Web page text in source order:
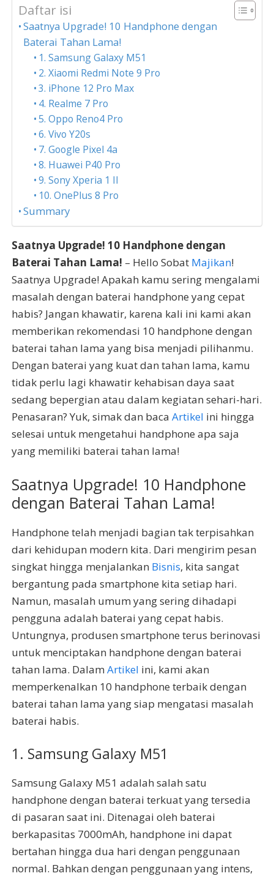
Daftar isi
Saatnya Upgrade! 10 Handphone dengan
Baterai Tahan Lama!
1. Samsung Galaxy M51
2. Xiaomi Redmi Note 9 Pro
3. iPhone 12 Pro Max
4. Realme 7 Pro
5. Oppo Reno4 Pro
6. Vivo Y20s
7. Google Pixel 4a
8. Huawei P40 Pro
9. Sony Xperia 1 II
10. OnePlus 8 Pro
Summary
Saatnya Upgrade! 10 Handphone dengan
Baterai Tahan Lama! – Hello Sobat Majikan!
Saatnya Upgrade! Apakah kamu sering mengalami
masalah dengan baterai handphone yang cepat
habis? Jangan khawatir, karena kali ini kami akan
memberikan rekomendasi 10 handphone dengan
baterai tahan lama yang bisa menjadi pilihanmu.
Dengan baterai yang kuat dan tahan lama, kamu
tidak perlu lagi khawatir kehabisan daya saat
sedang bepergian atau dalam kegiatan sehari-hari.
Penasaran? Yuk, simak dan baca Artikel ini hingga
selesai untuk mengetahui handphone apa saja
yang memiliki baterai tahan lama!
Saatnya Upgrade! 10 Handphone
dengan Baterai Tahan Lama!
Handphone telah menjadi bagian tak terpisahkan
dari kehidupan modern kita. Dari mengirim pesan
singkat hingga menjalankan Bisnis, kita sangat
bergantung pada smartphone kita setiap hari.
Namun, masalah umum yang sering dihadapi
pengguna adalah baterai yang cepat habis.
Untungnya, produsen smartphone terus berinovasi
untuk menciptakan handphone dengan baterai
tahan lama. Dalam Artikel ini, kami akan
memperkenalkan 10 handphone terbaik dengan
baterai tahan lama yang siap mengatasi masalah
baterai habis.
1. Samsung Galaxy M51
Samsung Galaxy M51 adalah salah satu
handphone dengan baterai terkuat yang tersedia
di pasaran saat ini. Ditenagai oleh baterai
berkapasitas 7000mAh, handphone ini dapat
bertahan hingga dua hari dengan penggunaan
normal. Bahkan dengan penggunaan yang intens,